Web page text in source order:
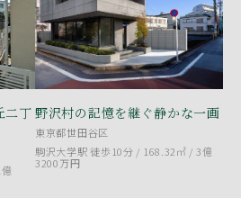
二丁
億
野沢村の記憶を継ぐ静かな一画
東京都世田谷区
駒沢大学駅 徒歩10分 / 168.32㎡ / 3億
3200万円